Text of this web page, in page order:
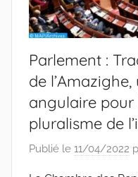
Parlement :
de
angulaire
pluralisme de
Publié le 11/04/2022